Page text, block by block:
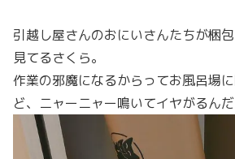
引越し屋さんのおにいさんたちが梱
見てるさくら。
作業の邪魔になるからってお風呂場
ど、ニャーニャー鳴いてイヤがるんだ